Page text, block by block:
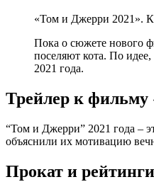
«Том и Джерри 2021».
Пока о сюжете нового
поселяют кота. По
2021 года.
Трейлер к фильму
“Том и Джерри” 2021 года –
объяснили их мотивацию
Прокат и рейтинги